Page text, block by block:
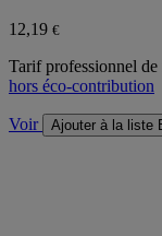
12,19 €
Tarif professionnel
hors éco-contribution
Voir Ajouter à la liste